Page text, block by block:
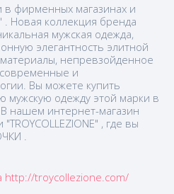
в фирменных магазинах и
. Новая коллекция бренда
мужская одежда,
элегантность элитной
непревзойденное
и
Вы можете купить
мужскую одежду этой марки в
нашем интернет-магазин
, где вы
.